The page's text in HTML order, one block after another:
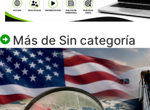
Más de Sin categoría